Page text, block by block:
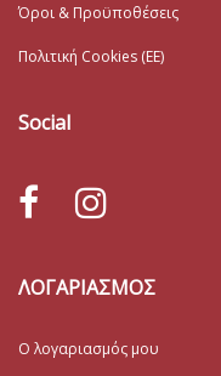
Όροι & Προϋποθέσεις
Πολιτική Cookies (ΕΕ)
Social
ΛΟΓΑΡΙΑΣΜΟΣ
Ο λογαριασμός μου